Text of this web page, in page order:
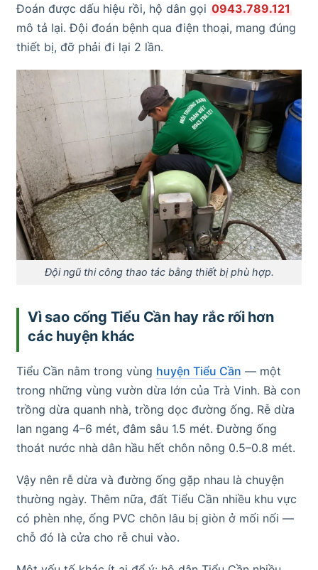
Đoán được dấu hiệu rồi, hộ dân gọi 0943.789.121
mô tả lại. Đội đoán bệnh qua điện thoại, mang đúng
thiết bị, đỡ phải đi lại 2 lần.
Đội ngũ thi công thao tác bằng thiết bị phù hợp.
Vì sao cống Tiểu Cần hay rắc rối hơn
các huyện khác
Tiểu Cần nằm trong vùng huyện Tiểu Cần — một
trong những vùng vườn dừa lớn của Trà Vinh. Bà con
trồng dừa quanh nhà, trồng dọc đường ống. Rễ dừa
lan ngang 4–6 mét, đâm sâu 1.5 mét. Đường ống
thoát nước nhà dân hầu hết chôn nông 0.5–0.8 mét.
Vậy nên rễ dừa và đường ống gặp nhau là chuyện
thường ngày. Thêm nữa, đất Tiểu Cần nhiều khu vực
có phèn nhẹ, ống PVC chôn lâu bị giòn ở mối nối —
chỗ đó là cửa cho rễ chui vào.